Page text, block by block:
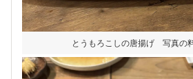
とうもろこしの唐揚げ 写真の